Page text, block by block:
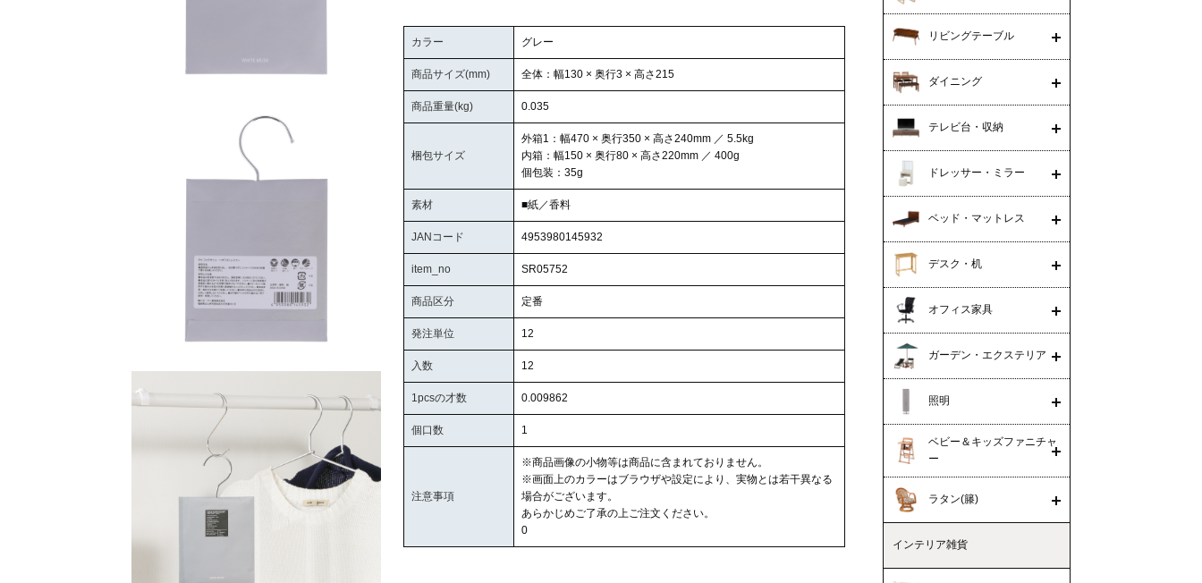
カラー グレー
商品サイズ(mm) 全体：幅130 × 奥行3 × 高さ215
商品重量(kg) 0.035
梱包サイズ
外箱1：幅470 × 奥行350 × 高さ240mm ／ 5.5kg
内箱：幅150 × 奥行80 × 高さ220mm ／ 400g
個包装：35g
素材 ■紙／香料
JANコード 4953980145932
item_no SR05752
商品区分 定番
発注単位 12
入数 12
1pcsの才数 0.009862
個口数 1
注意事項
※商品画像の小物等は商品に含まれておりません。
※画面上のカラーはブラウザや設定により、実物とは若干異なる
場合がございます。
あらかじめご了承の上ご注文ください。
0
リビングテーブル
ダイニング
テレビ台・収納
ドレッサー・ミラー
ベッド・マットレス
デスク・机
オフィス家具
ガーデン・エクステリア
照明
ベビー＆キッズファニチャ
ー
ラタン(籐)
インテリア雑貨